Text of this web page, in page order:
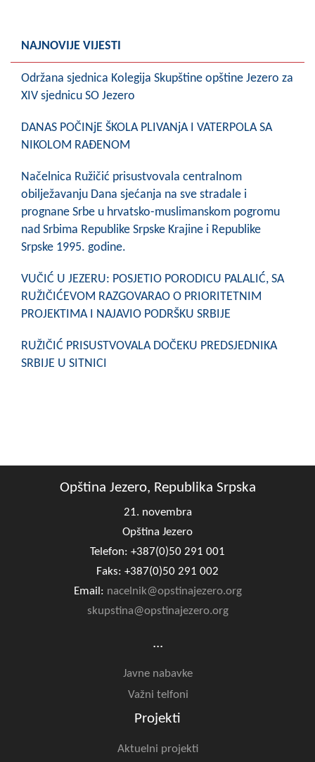
NAJNOVIJE VIJESTI
Održana sjednica Kolegija Skupštine opštine Jezero za
XIV sjednicu SO Jezero
DANAS POČINjE ŠKOLA PLIVANjA I VATERPOLA SA
NIKOLOM RAĐENOM
Načelnica Ružičić prisustvovala centralnom
obilježavanju Dana sjećanja na sve stradale i
prognane Srbe u hrvatsko-muslimanskom pogromu
nad Srbima Republike Srpske Krajine i Republike
Srpske 1995. godine.
VUČIĆ U JEZERU: POSJETIO PORODICU PALALIĆ, SA
RUŽIČIĆEVOM RAZGOVARAO O PRIORITETNIM
PROJEKTIMA I NAJAVIO PODRŠKU SRBIJE
RUŽIČIĆ PRISUSTVOVALA DOČEKU PREDSJEDNIKA
SRBIJE U SITNICI
Opština Jezero, Republika Srpska
21. novembra
Opština Jezero
Telefon: +387(0)50 291 001
Faks: +387(0)50 291 002
Email: nacelnik@opstinajezero.org
skupstina@opstinajezero.org
...
Javne nabavke
Važni telfoni
Projekti
Aktuelni projekti